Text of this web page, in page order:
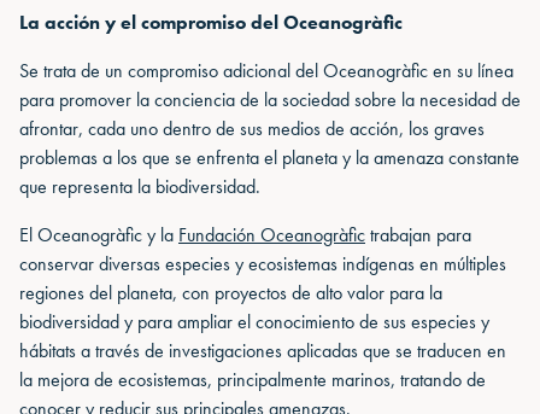
La acción y el compromiso del Oceanogràfic
Se trata de un compromiso adicional del Oceanogràfic en su línea
para promover la conciencia de la sociedad sobre la necesidad de
afrontar, cada uno dentro de sus medios de acción, los graves
problemas a los que se enfrenta el planeta y la amenaza constante
que representa la biodiversidad.
El Oceanogràfic y la Fundación Oceanogràfictrabajan para
conservar diversas especies y ecosistemas indígenas en múltiples
regiones del planeta, con proyectos de alto valor para la
biodiversidad y para ampliar el conocimiento de sus especies y
hábitats a través de investigaciones aplicadas que se traducen en
la mejora de ecosistemas, principalmente marinos, tratando de
conocer y reducir sus principales amenazas.